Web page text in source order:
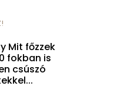
Mit főzzek
fokban is
csúszó